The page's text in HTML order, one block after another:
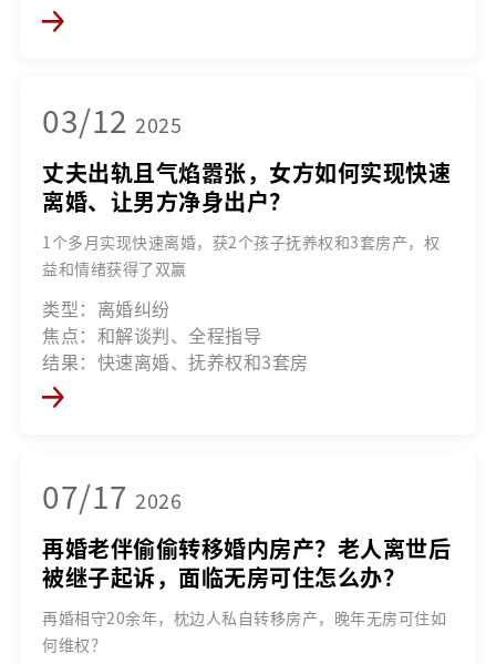
03/12 2025
丈夫出轨且气焰嚣张，女方如何实现快速
离婚、让男方净身出户？
1个多月实现快速离婚，获2个孩子抚养权和3套房产，权
益和情绪获得了双赢
类型：离婚纠纷
焦点：和解谈判、全程指导
结果：快速离婚、抚养权和3套房
07/17 2026
再婚老伴偷偷转移婚内房产？老人离世后
被继子起诉，面临无房可住怎么办？
再婚相守20余年，枕边人私自转移房产，晚年无房可住如
何维权？